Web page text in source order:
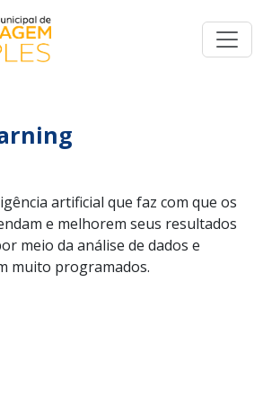
artificial que faz com que os
e melhorem seus resultados
meio da análise de dados e
muito programados.